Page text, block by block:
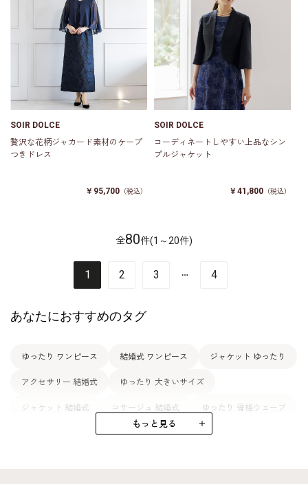
SOIR DOLCE
贅沢な花柄ジャカード素材のケープ
つきドレス
￥95,700 （税込）
SOIR DOLCE
コーディネートしやすい上品なシン
プルジャケット
￥41,800 （税込）
全80件(1～20件)
1 2 3 4
あなたにおすすめのタグ
ゆったり ワンピース 結婚式 ワンピース ジャケット ゆったり
アクセサリー 結婚式 ゆったり 大きいサイズ
ジャケット 結婚式 コサージュ 結婚式 ゆったり 骨格ウェーブ
ゆったり 50代 ブラックフォーマル ゆったり
もっと見る